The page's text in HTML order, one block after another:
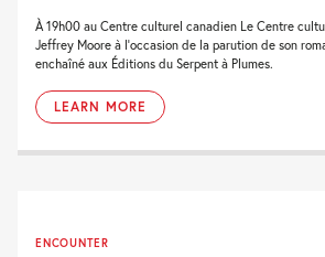
À 19h00 au Centre culturel canadien Le Centre
Jeffrey Moore à l'occasion de la parution de son
enchaîné aux Éditions du Serpent à Plumes.
LEARN MORE
ENCOUNTER